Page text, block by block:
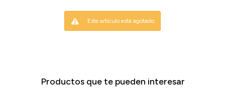
Este artículo está agotado.
Productos que te pueden interesar